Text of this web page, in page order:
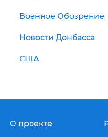
Военное Обозрение
Новости Донбасса
США
О проекте